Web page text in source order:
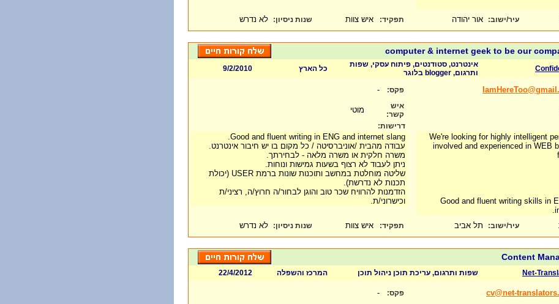
עיר/ישוב: אור יהודה תפקיד: איש צוות שנות ניסיון: לא נדרש
computer & internet geek to be our
אינטרנט, סטודנטים, פיתוח עסקי, שפות
ותרגום, blogger בלוגר
כל הארץ
9/2/2010
פקס: -
איש
קשר:
מוטי
We're looking for highly intelligent
involved and experienced in WEB
Good and fluent writing skills in
דרישות:
Good and fluent writing in ENG and internet slang.
עבודה מהבית /אוניברסיטה / כל מקום בו יש חיבור אינטרנט.
משרה חלקית או משרה מלאה - לבחירתך.
ניתן לעבוד לא רצוף בשעות גמישות ונוחות.
שליטה מוחלטת במחשב ותוכנות שונות ברמת USER (יכולת
תכנות לא נדרשת).
הזדמנות להרוויח שכר טוב והוגן לבחור/ה חרוץ/ה, רציני/ת
וכישרוני/ת.
עיר/ישוב: תל אביב תפקיד: איש צוות שנות ניסיון: לא נדרש
Content
Net- שפות ותרגום, עריכת תוכן ניהול תוכן המרכז והשפלה
22/4/2012
cv@net- פקס: -